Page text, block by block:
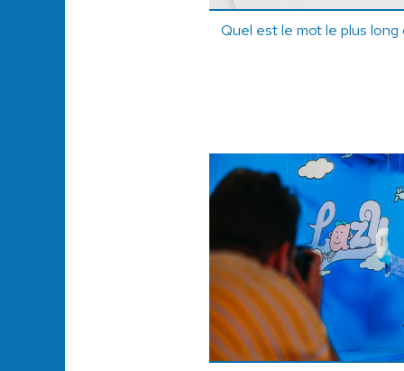
Quel est le mot le plus